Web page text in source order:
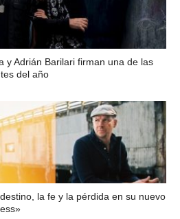
y Adrián Barilari firman una de las
del año
la fe y la pérdida en su nuevo